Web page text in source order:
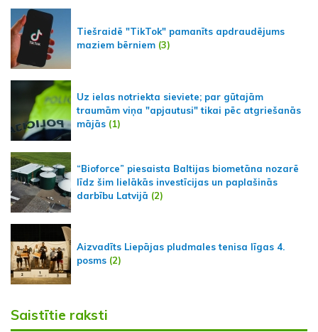
Tiešraidē "TikTok" pamanīts apdraudējums
maziem bērniem (3)
Uz ielas notriekta sieviete; par gūtajām
traumām viņa "apjautusi" tikai pēc atgriešanās
mājās (1)
“Bioforce” piesaista Baltijas biometāna nozarē
līdz šim lielākās investīcijas un paplašinās
darbību Latvijā (2)
Aizvadīts Liepājas pludmales tenisa līgas 4.
posms (2)
Saistītie raksti